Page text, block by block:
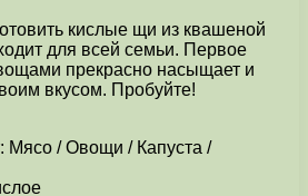
кислые щи из квашеной
для всей семьи. Первое
прекрасно насыщает и
вкусом. Пробуйте!
Мясо / Овощи / Капуста /